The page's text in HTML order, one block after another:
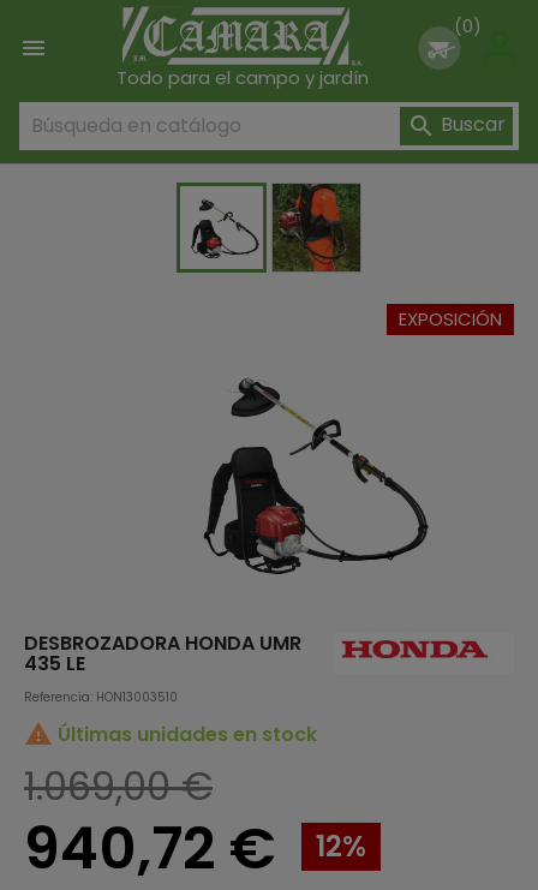

Todo para el campo y jardín
(0)
 Buscar
EXPOSICIÓN
DESBROZADORA HONDA UMR
435 LE
Referencia: HON13003510
 Últimas unidades en stock
1.069,00 €
940,72 € 12%